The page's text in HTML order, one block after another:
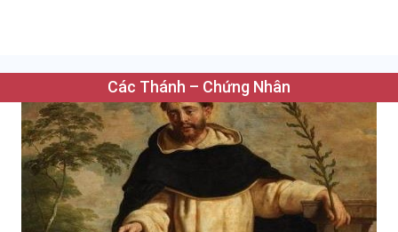
Các Thánh – Chứng Nhân